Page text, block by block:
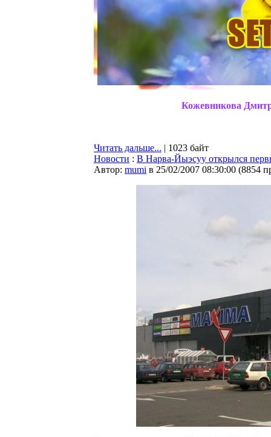
Кожевникова
Читать дальше... | 1023 байт
Новости : В Нарва-Йыэсуу открылся
Автор: mumi в 25/02/2007 08:30:00 (8854